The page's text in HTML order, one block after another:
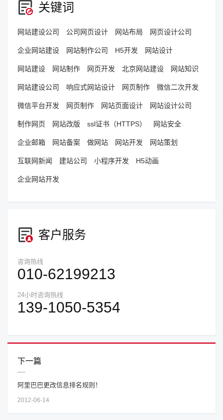
关键词
网站建设公司 公司网页设计 网站布局 网页设计公司
企业网站建设 网站制作公司 H5开发 网站设计
网站建设 网站制作 网页开发 北京网站建设 网站知识
网站建设公司 响应式网站设计 网页制作 微信二次开发
微信平台开发 网页制作 网站页面设计 网站设计公司
制作网页 网站改版 ssl证书（HTTPS） 网站安全
企业邮箱 网站备案 做网站 网站开发 网站策划
互联网新闻 建站公司 小程序开发 H5动画
企业网站开发
客户服务
咨询热线
010-62199213
24小时咨询热线
139-1050-5354
下一篇
阿里巴巴更改信息排名规则！
2012-06-14